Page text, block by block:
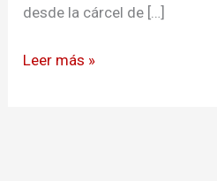
desde la cárcel de […]
Leer más »